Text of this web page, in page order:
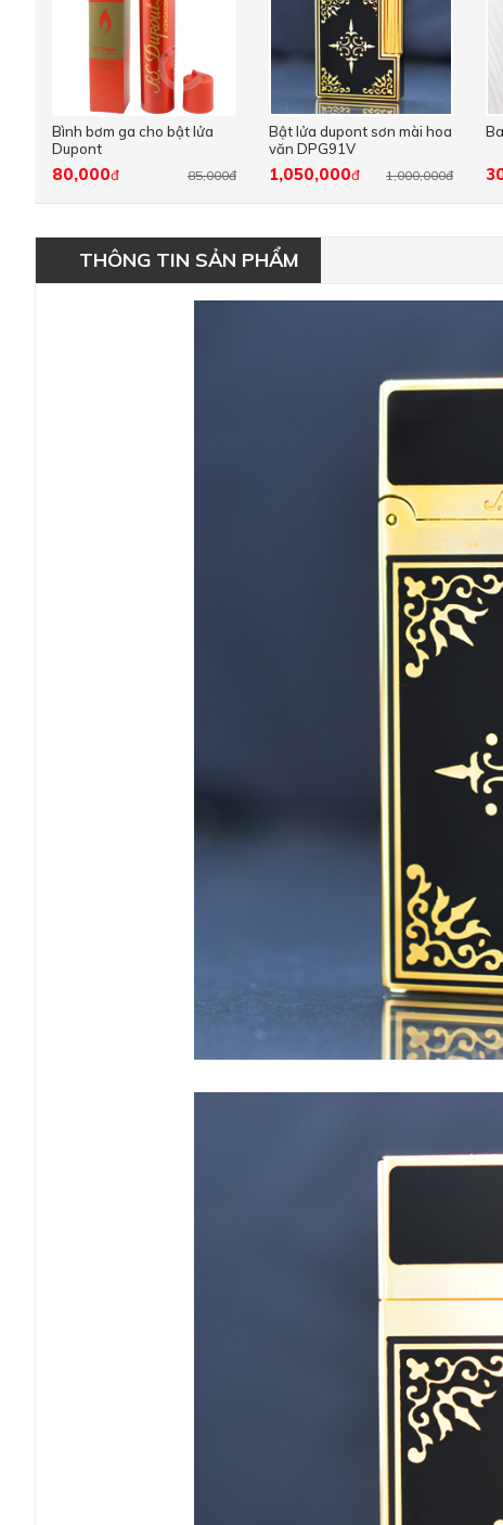
Bình bơm ga cho bật lửa
Dupont
85,000đ
80,000đ
Bật lửa dupont sơn mài hoa
văn DPG91V
1,000,000đ
1,050,000đ
THÔNG TIN SẢN PHẨM